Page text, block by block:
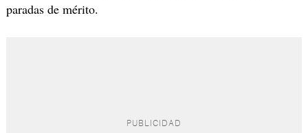
paradas de mérito.